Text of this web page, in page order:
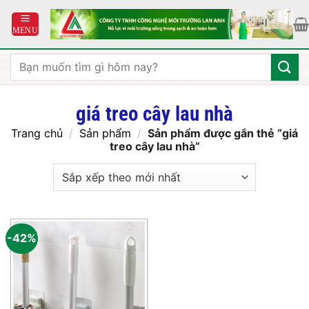
qua
dung
Tìm
kiếm:
giá treo cây lau nhà
Trang chủ / Sản phẩm / Sản phẩm được gắn thẻ “giá
treo cây lau nhà”
-42%